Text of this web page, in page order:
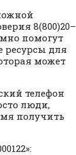
8(800)20–
помогут
ресурсы для
может
телефон
люди,
получить